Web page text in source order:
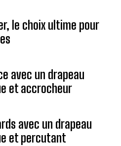
le choix ultime pour
avec un drapeau
et accrocheur
avec un drapeau
et percutant